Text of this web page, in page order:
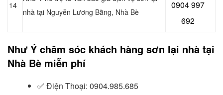
14
nhà tại Nguyễn Lương Bằng, Nhà Bè
0904 997
692
Như Ý chăm sóc khách hàng sơn lại nhà tại
Nhà Bè miễn phí
✅ Điện Thoại: 0904.985.685